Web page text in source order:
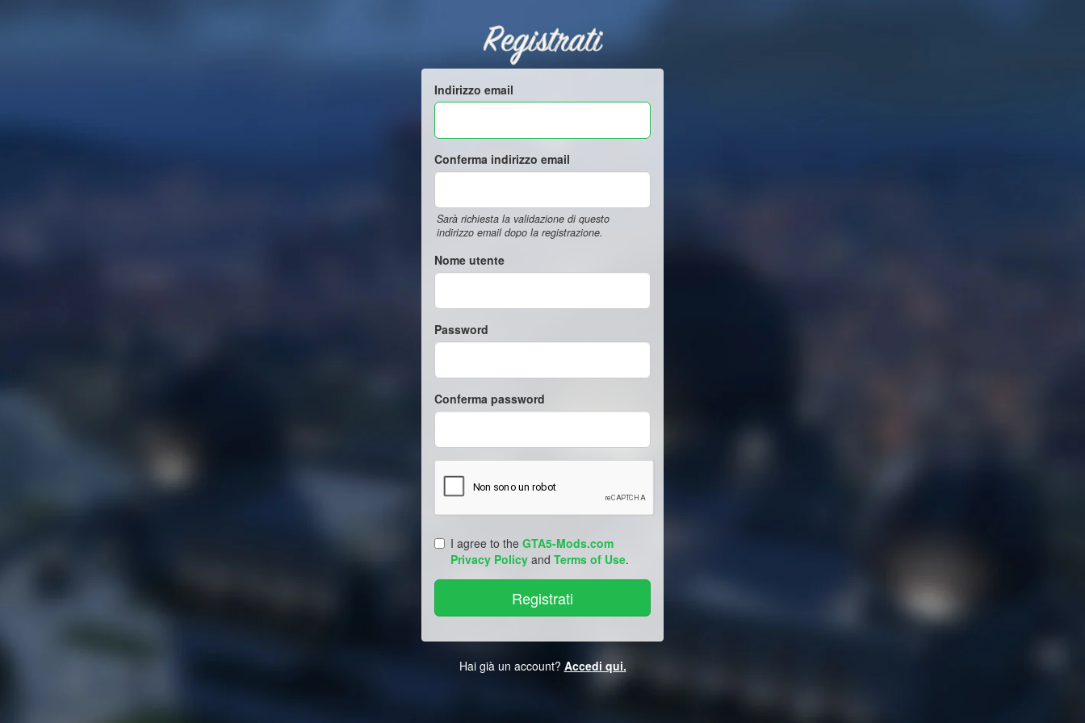
Registrati
Indirizzo email
Conferma indirizzo email
Sarà richiesta la validazione di questo
indirizzo email dopo la registrazione.
Nome utente
Password
Conferma password
I agree to the GTA5-Mods.com
Privacy Policy and Terms of Use.
Hai già un account? Accedi qui.